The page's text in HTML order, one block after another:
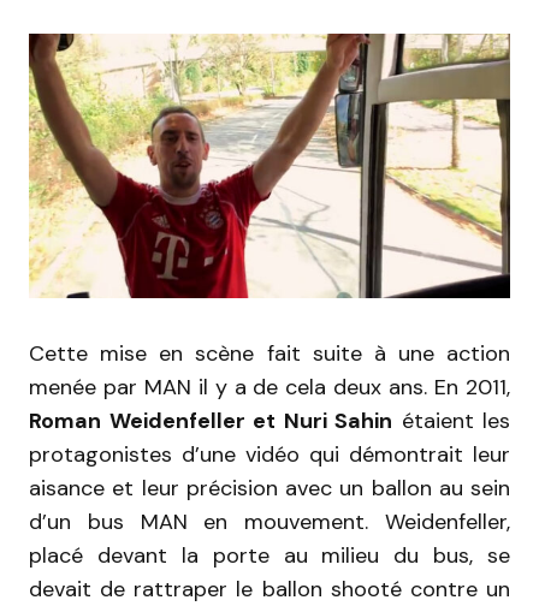
Cette mise en scène fait suite à une action
menée par MAN il y a de cela deux ans. En 2011,
Roman Weidenfeller et Nuri Sahin étaient les
protagonistes d’une vidéo qui démontrait leur
aisance et leur précision avec un ballon au sein
d’un bus MAN en mouvement. Weidenfeller,
placé devant la porte au milieu du bus, se
devait de rattraper le ballon shooté contre un